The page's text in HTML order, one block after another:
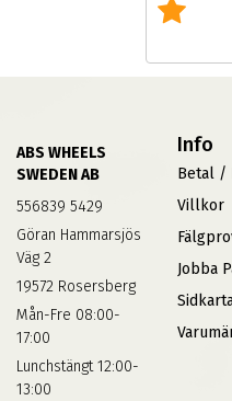
ABS WHEELS
SWEDEN AB
556839 5429
Göran Hammarsjös
Väg 2
19572 Rosersberg
Mån-Fre 08:00-
17:00
Lunchstängt 12:00-
13:00
Info
Betal /
Villkor
Jobba